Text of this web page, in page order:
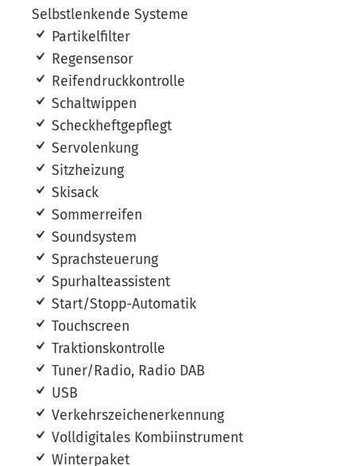
Selbstlenkende Systeme
Partikelfilter
Regensensor
Reifendruckkontrolle
Schaltwippen
Scheckheftgepflegt
Servolenkung
Sitzheizung
Skisack
Sommerreifen
Soundsystem
Sprachsteuerung
Spurhalteassistent
Start/Stopp-Automatik
Touchscreen
Traktionskontrolle
Tuner/Radio, Radio DAB
USB
Verkehrszeichenerkennung
Volldigitales Kombiinstrument
Winterpaket